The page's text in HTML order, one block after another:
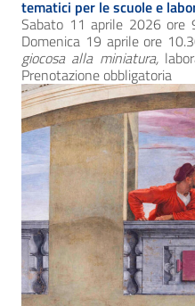
tematici per le scuole e
Sabato 11 aprile 2026 ore
Domenica 19 aprile ore
giocosa alla miniatura,
Prenotazione obbligatoria